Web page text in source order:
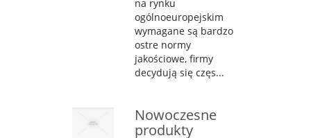
na rynku
ogólnoeuropejskim
wymagane są bardzo
ostre normy
jakościowe, firmy
decydują się częs...
Nowoczesne
produkty